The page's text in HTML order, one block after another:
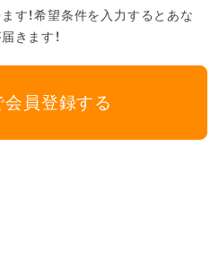
す！希望条件を入力するとあな
きます！
会員登録する